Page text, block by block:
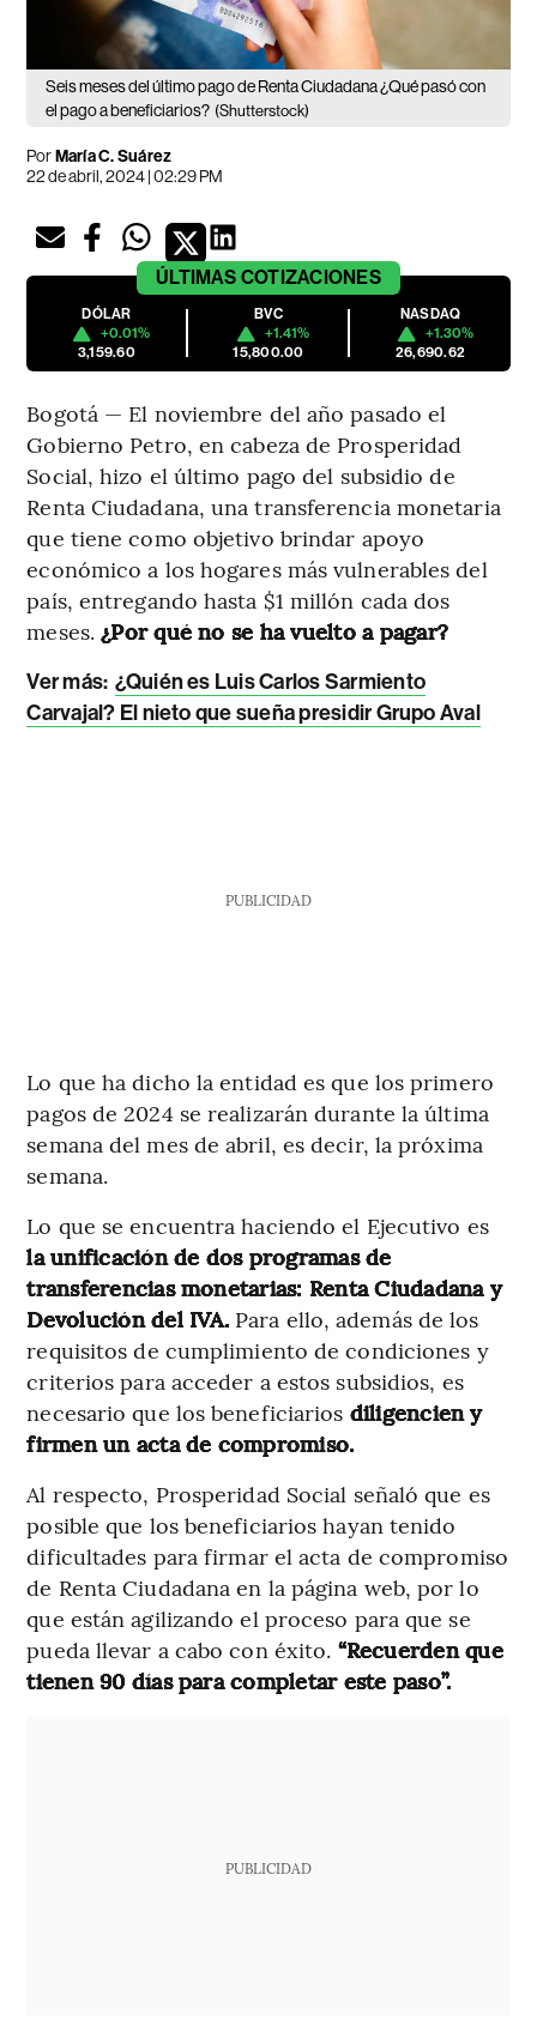
Seis meses del último pago de Renta Ciudadana ¿Qué pasó con
el pago a beneficiarios? (Shutterstock)
PorMaría C. Suárez
22 de abril, 2024 | 02:29 PM
ÚLTIMAS COTIZACIONES
DÓLAR
+0.01%
3,159.60
BVC
+1.41%
15,800.00
NASDAQ
+1.30%
26,690.62
Bogotá — El noviembre del año pasado el
Gobierno Petro, en cabeza de Prosperidad
Social, hizo el último pago del subsidio de
Renta Ciudadana, una transferencia monetaria
que tiene como objetivo brindar apoyo
económico a los hogares más vulnerables del
país, entregando hasta $1 millón cada dos
meses.¿Por qué no se ha vuelto a pagar?
Ver más: ¿Quién es Luis Carlos Sarmiento
Carvajal? El nieto que sueña presidir Grupo Aval
PUBLICIDAD
Lo que ha dicho la entidad es que los primero
pagos de 2024 se realizarán durante la última
semana del mes de abril, es decir, la próxima
semana.
Lo que se encuentra haciendo el Ejecutivo es
la unificación de dos programas de
transferencias monetarias: Renta Ciudadana y
Devolución del IVA.Para ello, además de los
requisitos de cumplimiento de condiciones y
criterios para acceder a estos subsidios, es
necesario que los beneficiarios diligencien y
firmen un acta de compromiso.
Al respecto, Prosperidad Social señaló que es
posible que los beneficiarios hayan tenido
dificultades para firmar el acta de compromiso
de Renta Ciudadana en la página web, por lo
que están agilizando el proceso para que se
pueda llevar a cabo con éxito. “Recuerden que
tienen 90 días para completar este paso”.
PUBLICIDAD